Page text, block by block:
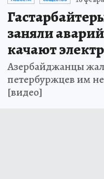
заняли
качают
Азербайджанцы
петербуржцев им
[видео]